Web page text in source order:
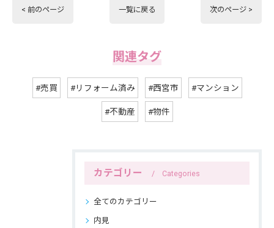
< 前のページ 一覧に戻る 次のページ >
関連タグ
#売買 #リフォーム済み #西宮市 #マンション
#不動産 #物件
カテゴリー Categories
全てのカテゴリー
内見